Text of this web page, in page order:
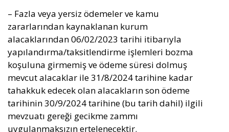
– Fazla veya yersiz ödemeler ve kamu
zararlarından kaynaklanan kurum
alacaklarından 06/02/2023 tarihi itibarıyla
yapılandırma/taksitlendirme işlemleri bozma
koşuluna girmemiş ve ödeme süresi dolmuş
mevcut alacaklar ile 31/8/2024 tarihine kadar
tahakkuk edecek olan alacakların son ödeme
tarihinin 30/9/2024 tarihine (bu tarih dahil) ilgili
mevzuatı gereği gecikme zammı
uygulanmaksızın ertelenecektir.